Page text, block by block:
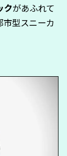
クがあふれて
市型スニーカ